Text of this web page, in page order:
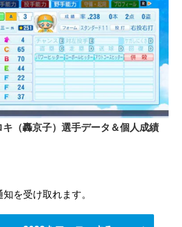
キ（轟京子）選手データ＆個人成績
を受け取れます。